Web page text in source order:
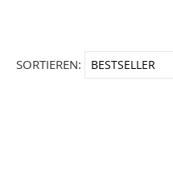
SORTIEREN: